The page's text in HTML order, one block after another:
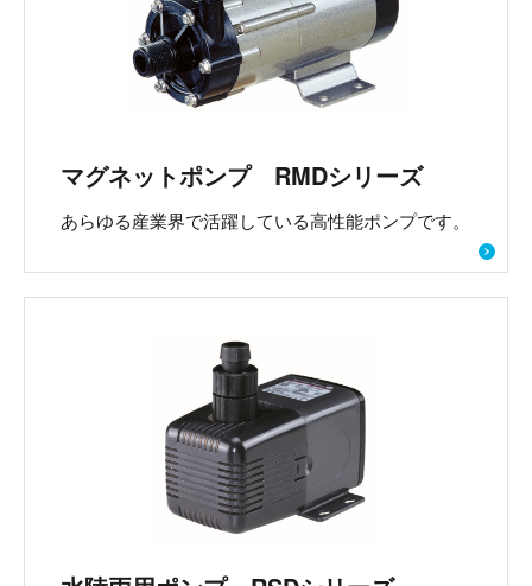
マグネットポンプ RMDシリーズ
あらゆる産業界で活躍している高性能ポンプです。